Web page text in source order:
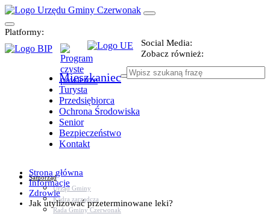
Platformy:
Social Media:
Zobacz również:
Mieszkaniec
Turysta
Przedsiębiorca
Ochrona Środowiska
Senior
Bezpieczeństwo
Kontakt
Samorząd
Urząd Gminy
Kadra zarządcza
Rada Gminy Czerwonak
Strona główna
Informacje
Zdrowie
Jak utylizować przeterminowane leki?